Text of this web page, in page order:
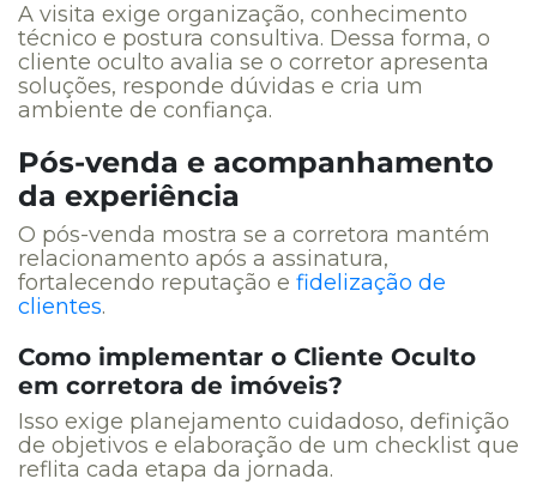
A visita exige organização, conhecimento
técnico e postura consultiva. Dessa forma, o
cliente oculto avalia se o corretor apresenta
soluções, responde dúvidas e cria um
ambiente de confiança.
Pós-venda e acompanhamento
da experiência
O pós-venda mostra se a corretora mantém
relacionamento após a assinatura,
fortalecendo reputação e fidelização de
clientes.
Como implementar o Cliente Oculto
em corretora de imóveis?
Isso exige planejamento cuidadoso, definição
de objetivos e elaboração de um checklist que
reflita cada etapa da jornada.